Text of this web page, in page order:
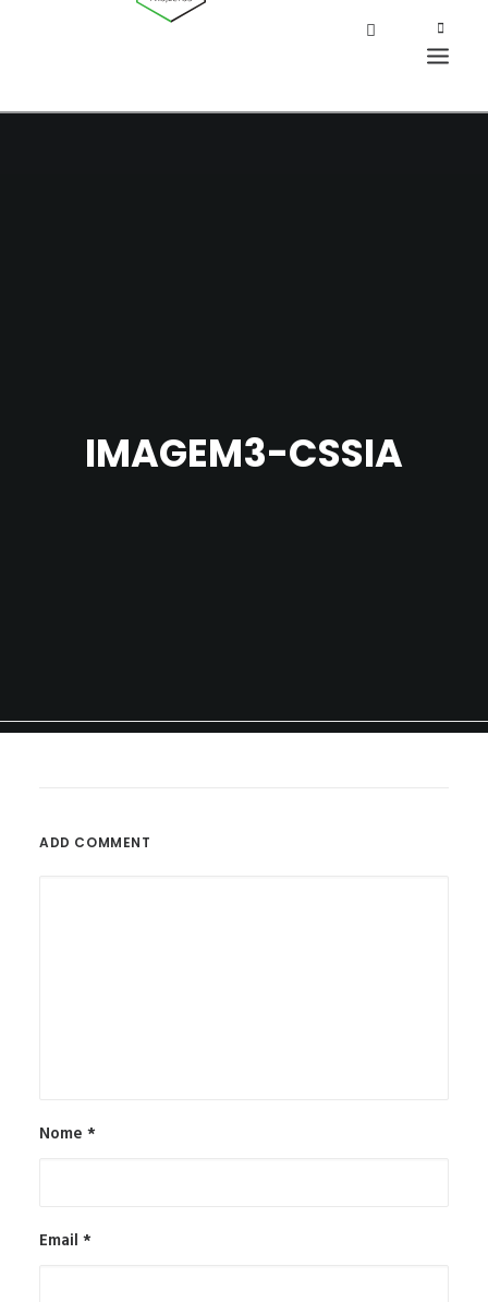
IMAGEM3-CSSIA
ADD COMMENT
Nome *
Email *